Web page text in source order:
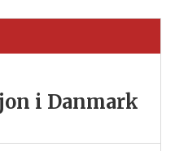
i Danmark